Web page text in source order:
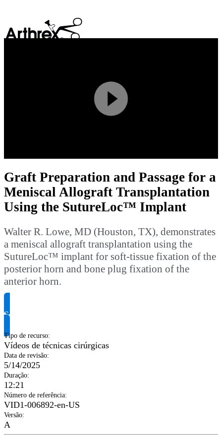
Play
Video
Graft Preparation and Passage for a
Meniscal Allograft Transplantation
Using the SutureLoc™ Implant
Walter R. Lowe, MD (Houston, TX), demonstrates
a meniscal allograft transplantation using the
SutureLoc™ implant for soft-tissue fixation of the
posterior horn and bone plug fixation of the
anterior horn.
Solicite informação do produto
Tipo de recurso:
Vídeos de técnicas cirúrgicas
Data de revisão:
5/14/2025
Duração:
12:21
Número de referência:
VID1-006892-en-US
Versão:
A